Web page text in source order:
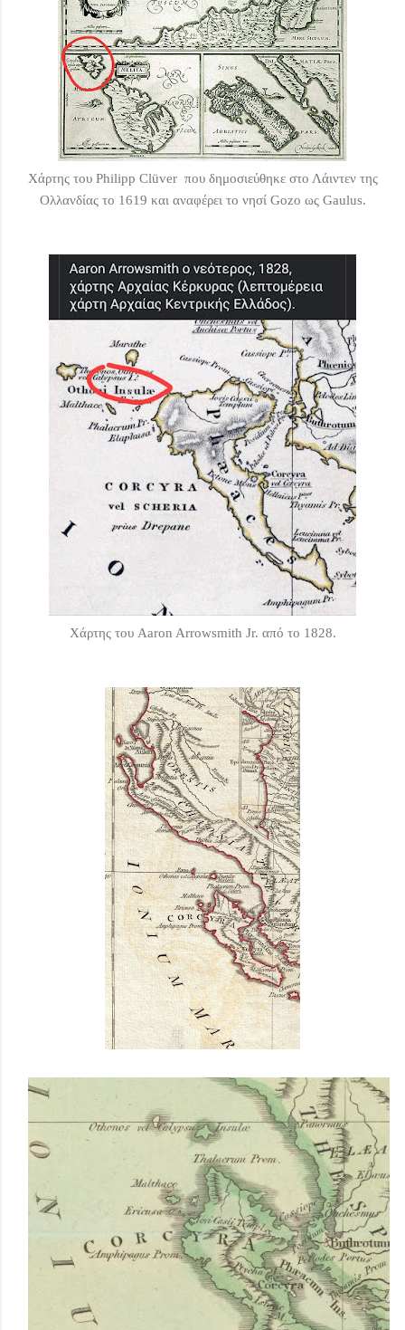
Χάρτης του Philipp Clüver που δημοσιεύθηκε στο Λάιντεν της
Ολλανδίας το 1619 και αναφέρει το νησί Gozo ως Gaulus.
Χάρτης του Aaron Arrowsmith Jr. από το 1828.